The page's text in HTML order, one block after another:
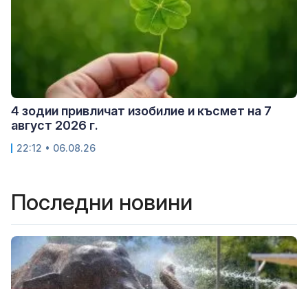
4 зодии привличат изобилие и късмет на 7
август 2026 г.
22:12 • 06.08.26
Последни новини